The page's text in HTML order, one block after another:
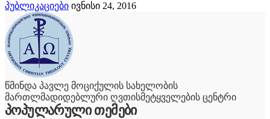
პუბლიკაციები ივნისი 24, 2016
წმინდა პავლე მოციქულის სახელობის
მართლმადიდებლური ღვთისმეტყველების ცენტრი
პოპულარული თემები